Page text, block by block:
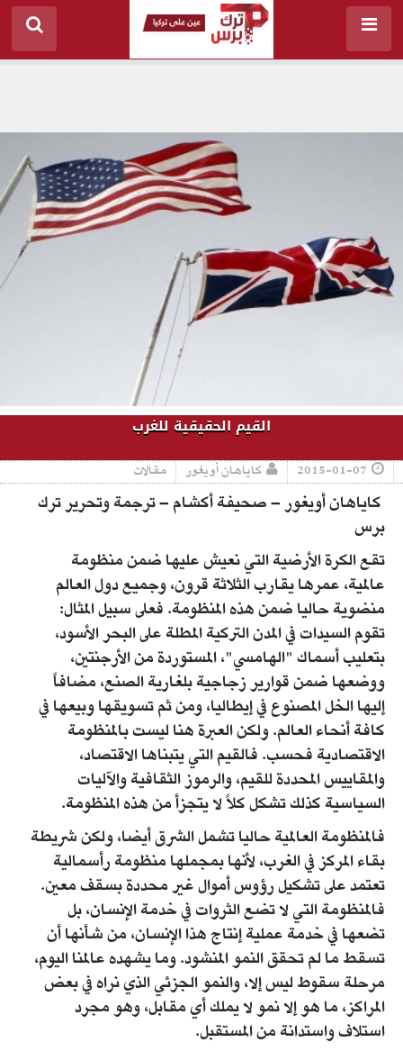
القيم الحقيقية للغرب
2015-01-07 كاياهان أويغور مقالات
كاياهان أويغور – صحيفة أكشام – ترجمة وتحرير ترك
برس
تقع الكرة الأرضية التي نعيش عليها ضمن منظومة
عالمية، عمرها يقارب الثلاثة قرون، وجميع دول العالم
منضوية حاليا ضمن هذه المنظومة. فعلى سبيل المثال:
تقوم السيدات في المدن التركية المطلة على البحر الأسود،
بتعليب أسماك "الهامسي"، المستوردة من الأرجنتين،
ووضعها ضمن قوارير زجاجية بلغارية الصنع، مضافاً
إليها الخل المصنوع في إيطاليا، ومن ثم تسويقها وبيعها في
كافة أنحاء العالم. ولكن العبرة هنا ليست بالمنظومة
الاقتصادية فحسب. فالقيم التي يتبناها الاقتصاد،
والمقاييس المحددة للقيم، والرموز الثقافية والآليات
السياسية كذلك تشكل كلاً لا يتجزأ من هذه المنظومة.
فالمنظومة العالمية حاليا تشمل الشرق أيضا، ولكن شريطة
بقاء المركز في الغرب، لأنها بمجملها منظومة رأسمالية
تعتمد على تشكيل رؤوس أموال غير محددة بسقف معين.
فالمنظومة التي لا تضع الثروات في خدمة الإنسان، بل
تضعها في خدمة عملية إنتاج هذا الإنسان، من شأنها أن
تسقط ما لم تحقق النمو المنشود. وما يشهده عالمنا اليوم،
مرحلة سقوط ليس إلا، والنمو الجزئي الذي نراه في بعض
المراكز، ما هو إلا نمو لا يملك أي مقابل، وهو مجرد
استلاف واستدانة من المستقبل.